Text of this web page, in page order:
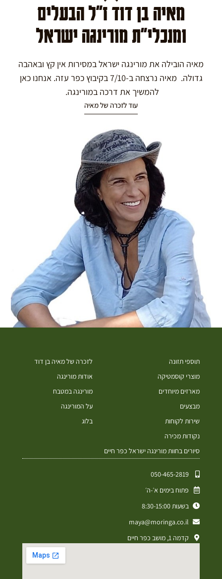
מאיה בן דוד ז"ל הבעלים
ומנכלי"ת מורינגה ישראל
מאיה הובילה את מורינגה ישראל במסירות אין קץ ובאהבה
גדולה. מאיה נרצחה ב-7/10 בקיבוץ כפר עזה. אנחנו כאן
להמשיך את דרכה במורינגה.
עוד לזכרה של מאיה
תוספי תזונה
מוצרי קוסמטיקה
מארזים מיוחדים
מבצעים
שירות לקוחות
נקודות מכירה
סיורים בחוות מורינגה ישראל כפר חיים
לזכרה של מאיה בן דוד
אודות מורינגה
מורינגה במטבח
על המורינגה
בלוג
050-465-2819⁩
פתוח בימים א׳-ה׳
בשעות 8:30-15:00
maya@moringa.co.il
קדמה 1, מושב כפר חיים